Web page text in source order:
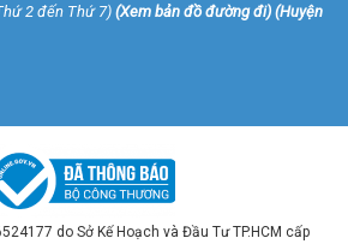
2 đến Thứ 7) (Xem bản đồ đường đi) (Huyện
do Sở Kế Hoạch và Đầu Tư TP.HCM cấp